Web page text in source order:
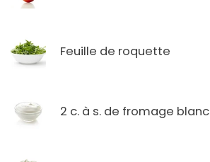
Feuille de roquette
2 c. à s. de fromage blanc